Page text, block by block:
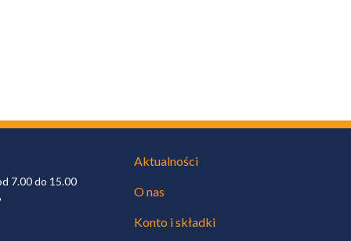
7.00 do 15.00
Aktualności
O nas
Konto i składki